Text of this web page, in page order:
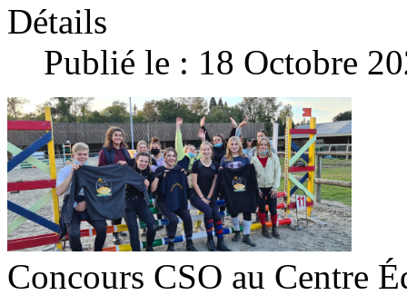
Détails
Publié le : 18 Octobre
Concours CSO au Centre